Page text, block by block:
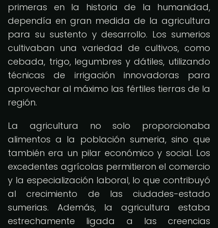
primeras en la historia de la humanidad,
dependía en gran medida de la agricultura
para su sustento y desarrollo. Los sumerios
cultivaban una variedad de cultivos, como
cebada, trigo, legumbres y dátiles, utilizando
técnicas de irrigación innovadoras para
aprovechar al máximo las fértiles tierras de la
región.
La agricultura no solo proporcionaba
alimentos a la población sumeria, sino que
también era un pilar económico y social. Los
excedentes agrícolas permitieron el comercio
y la especialización laboral, lo que contribuyó
al crecimiento de las ciudades-estado
sumerias. Además, la agricultura estaba
estrechamente ligada a las creencias